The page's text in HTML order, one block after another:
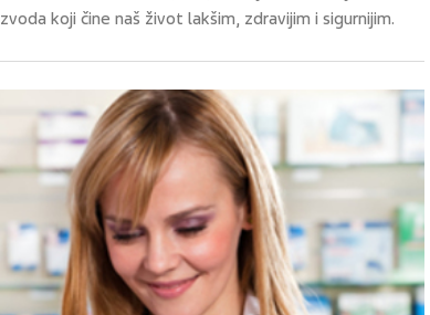
koji čine naš život lakšim, zdravijim i sigurnijim.